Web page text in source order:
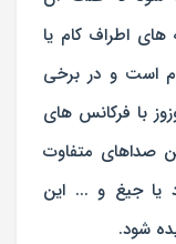
های اطراف کام یا
است و در برخی
با فرکانس های
صداهای متفاوت
یا جیغ و ... این
شود.